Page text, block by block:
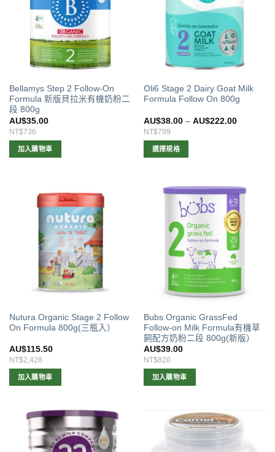
Bellamys Step 2 Follow-On
Formula 新版貝拉米有機奶粉二
段 800g
AU$35.00
NT$736
加入購物車
Oli6 Stage 2 Dairy Goat Milk
Formula Follow On 800g
AU$38.00– AU$222.00
NT$799
選擇規格
頁
面
選
擇
選
Nutura Organic Stage 2 Follow
On Formula 800g(三瓶入）
AU$115.50
NT$2,428
加入購物車
Bubs Organic GrassFed
Follow-on Milk Formula有機草
飼配方奶粉二段 800g(新版）
AU$39.00
NT$820
加入購物車